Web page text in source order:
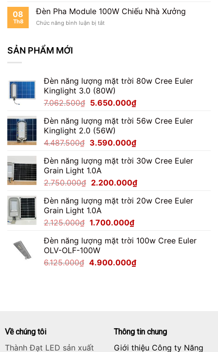
Kho
08
Th8
Đèn Pha Module 100W Chiếu Nhà Xưởng
Chức năng bình luận bị tắtở
Xưởng
SẢN PHẨM MỚI
Đèn năng lượng mặt trời 80w Cree Euler
Kinglight 3.0 (80W)
7.062.500₫ Giá
là:
7.062.500₫.
5.650.000₫Giá
tại
5.650.000₫.
Đèn năng lượng mặt trời 56w Cree Euler
Kinglight 2.0 (56W)
4.487.500₫ Giá
là:
4.487.500₫.
3.590.000₫Giá
tại
3.590.000₫.
Đèn năng lượng mặt trời 30w Cree Euler
Grain Light 1.0A
2.750.000₫ Giá
là:
2.750.000₫.
2.200.000₫Giá
tại
Đèn năng lượng mặt trời 20w Cree Euler
Grain Light 1.0A
2.125.000₫ Giá
là:
2.125.000₫.
1.700.000₫Giá
tại
1.700.000₫.
Đèn năng lượng mặt trời 100w Cree Euler
OLV-OLF-100W
6.125.000₫ Giá
4.900.000₫Giá
Về chúng tôi
Thành Đạt LED sản xuất
Thông tin chung
Giới thiệu Công ty Năng